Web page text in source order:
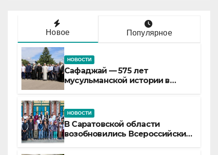
Новое Популярное
НОВОСТИ
Сафаджай — 575 лет
мусульманской истории в
НОВОСТИ
В Саратовской области
возобновились Всероссийские